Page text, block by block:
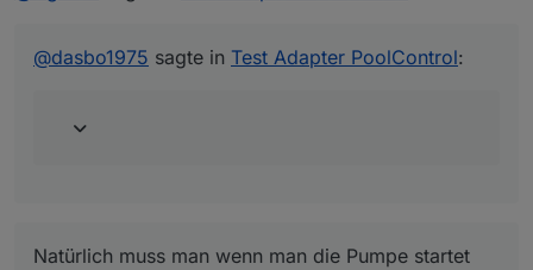
✔️ Behebt eine mögliche Endlosschleife in der
Pumpensteuerung (pump_switch ↔ deviceId).
poolcontrol.0
@dasbo1975 sagte in Test Adapter PoolControl:
Natürlich muss man wenn man die Pumpe startet